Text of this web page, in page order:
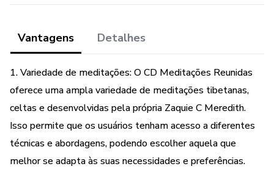
Prosperidade, Constelações Sistêmicas, A Arte de
o assunto. Ela também recebeu o Prêmio de Excelência e
Qualidade Brasil 2013 pela Associação Brasileira de
Liderança na categoria de Melhor Palestrante, Escritor e
Especialista em Transformação Pessoal. Ela foi escritora
no jornal Brasília por 5 anos sobre tópicos de auto-ajuda.
Zaquie sempre utilizou a meditação como um guia para
perguntas e questões de sua vida e obteve resultados
maravilhosos. Por isso ela reuniu várias meditações
Vantagens Detalhes
1. Variedade de meditações: O CD Meditações Reunidas
oferece uma ampla variedade de meditações tibetanas,
celtas e desenvolvidas pela própria Zaquie C Meredith.
Isso permite que os usuários tenham acesso a diferentes
técnicas e abordagens, podendo escolher aquela que
melhor se adapta às suas necessidades e preferências.